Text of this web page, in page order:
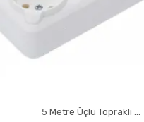
5 Metre Üçlü Topraklı Anahtar Priz